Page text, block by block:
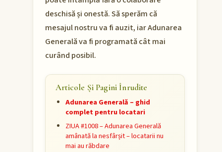
deschisă și onestă. Să sperăm că
mesajul nostru va fi auzit, iar Adunarea
Generală va fi programată cât mai
curând posibil.
Articole Și Pagini Înrudite
Adunarea Generală – ghid
complet pentru locatari
ZIUA #1008 – Adunarea Generală
amânată la nesfârșit – locatarii nu
mai au răbdare